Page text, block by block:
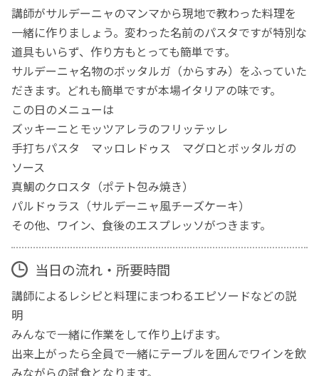
講師がサルデーニャのマンマから現地で教わった料理を
一緒に作りましょう。変わった名前のパスタですが特別な
道具もいらず、作り方もとっても簡単です。
サルデーニャ名物のボッタルガ（からすみ）をふっていた
だきます。どれも簡単ですが本場イタリアの味です。
この日のメニューは
ズッキーニとモッツアレラのフリッテッレ
手打ちパスタ マッロレドゥス マグロとボッタルガの
ソース
真鯛のクロスタ（ポテト包み焼き）
パルドゥラス（サルデーニャ風チーズケーキ）
その他、ワイン、食後のエスプレッソがつきます。
当日の流れ・所要時間
講師によるレシピと料理にまつわるエピソードなどの説
明
みんなで一緒に作業をして作り上げます。
出来上がったら全員で一緒にテーブルを囲んでワインを飲